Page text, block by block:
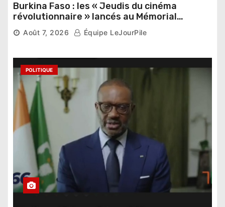
Burkina Faso : les « Jeudis du cinéma
révolutionnaire » lancés au Mémorial
Thomas Sankara
Août 7, 2026 Équipe LeJourPile
POLITIQUE